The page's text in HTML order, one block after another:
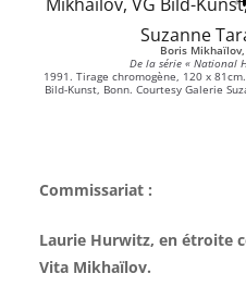
Boris Mikhaïlov,
De la série « National
1991. Tirage chromogène, 120 x
Bild-Kunst, Bonn. Courtesy Galerie
Commissariat :
Laurie Hurwitz, en étroite
Vita Mikhaïlov.